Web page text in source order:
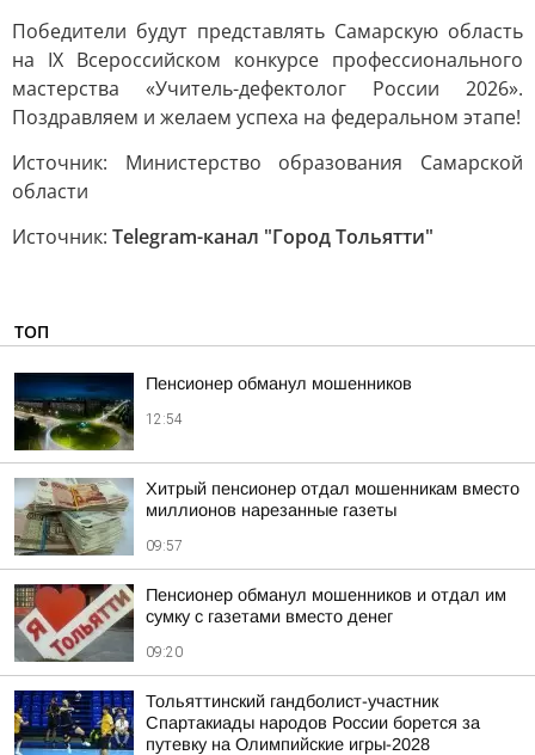
Победители будут представлять Самарскую область
на IX Всероссийском конкурсе профессионального
мастерства «Учитель-дефектолог России 2026».
Поздравляем и желаем успеха на федеральном этапе!
Источник: Министерство образования Самарской
области
Источник: Telegram-канал "Город Тольятти"
ТОП
Пенсионер обманул мошенников
12:54
Хитрый пенсионер отдал мошенникам вместо
миллионов нарезанные газеты
09:57
Пенсионер обманул мошенников и отдал им
сумку с газетами вместо денег
09:20
Тольяттинский гандболист-участник
Спартакиады народов России борется за
путевку на Олимпийские игры-2028